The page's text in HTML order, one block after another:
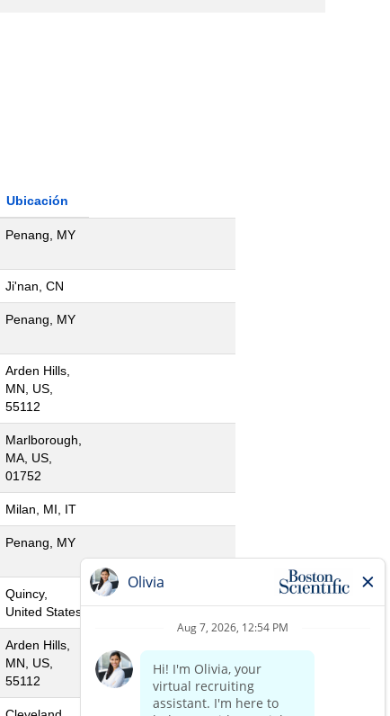
Ubicación
Penang, MY
Ji'nan, CN
Penang, MY
Arden Hills,
MN, US,
55112
Marlborough,
MA, US,
01752
Milan, MI, IT
Penang, MY
Quincy,
United States
Arden Hills,
MN, US,
55112